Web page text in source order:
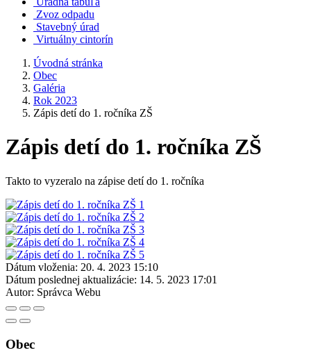
Zvoz odpadu
Stavebný úrad
Virtuálny cintorín
Úvodná stránka
Obec
Galéria
Rok 2023
Zápis detí do 1. ročníka ZŠ
Zápis detí do 1. ročníka ZŠ
Takto to vyzeralo na zápise detí do 1. ročníka
Dátum vloženia: 20. 4. 2023 15:10
Dátum poslednej aktualizácie: 14. 5. 2023 17:01
Autor: Správca Webu
Obec